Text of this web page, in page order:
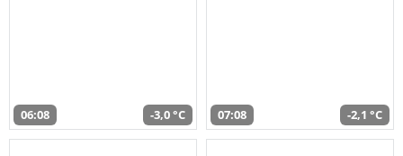
06:08 -3,0 °C 07:08 -2,1 °C